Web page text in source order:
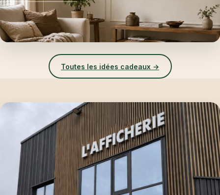
Toutes les idées cadeaux →